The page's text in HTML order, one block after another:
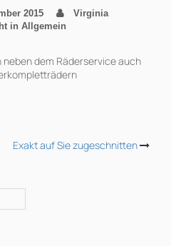
2015
Virginia
in Allgemein
dem Räderservice auch
Exakt auf Sie zugeschnitten